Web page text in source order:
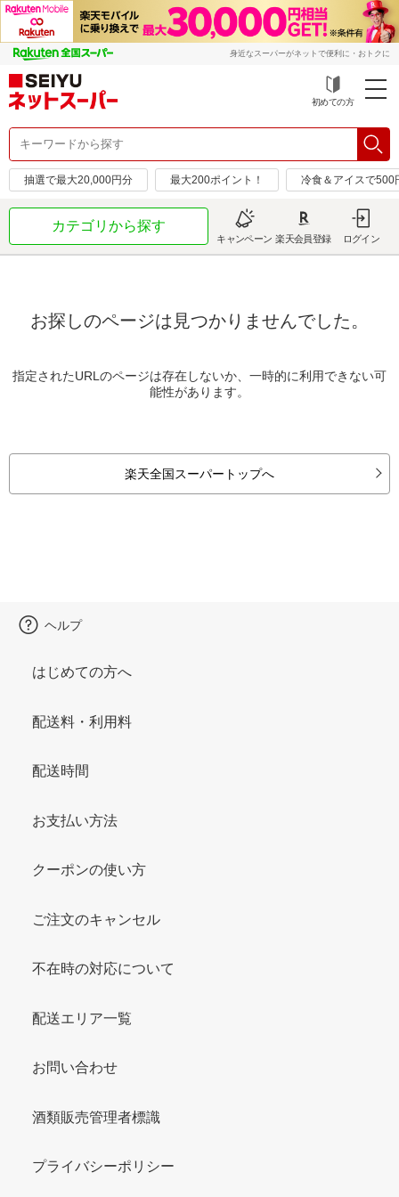
身近なスーパーがネットで便利に・おトクに
初めての方
抽選で最大20,000円分 最大200ポイント！ 冷食＆アイスで500
カテゴリから探す
キャンペーン 楽天会員登録 ログイン
お探しのページは見つかりませんでした。
指定されたURLのページは存在しないか、一時的に利用できない可
能性があります。
楽天全国スーパートップへ
ヘルプ
はじめての方へ
配送料・利用料
配送時間
お支払い方法
クーポンの使い方
ご注文のキャンセル
不在時の対応について
配送エリア一覧
お問い合わせ
酒類販売管理者標識
プライバシーポリシー